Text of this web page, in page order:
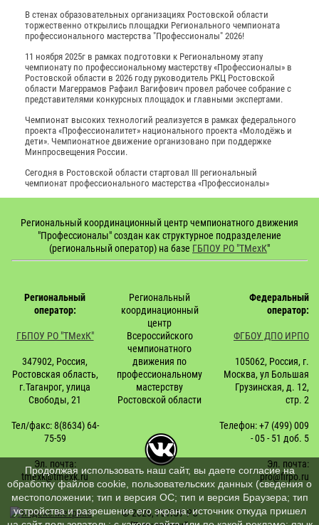
В стенах образовательных организациях Ростовской области
торжественно открылись площадки Регионального чемпионата
профессионального мастерства "Профессионалы" 2026!
11 ноября 2025г в рамках подготовки к Региональному этапу
чемпионату по профессиональному мастерству «Профессионалы» в
Ростовской области в 2026 году руководитель РКЦ Ростовской
области Магеррамов Рафаил Вагифович провел рабочее собрание с
представителями конкурсных площадок и главными экспертами.
Чемпионат высоких технологий реализуется в рамках федерального
проекта «Профессионалитет» национального проекта «Молодёжь и
дети». Чемпионатное движение организовано при поддержке
Минпросвещения России.
Сегодня в Ростовской области стартовал III региональный
чемпионат профессионального мастерства «Профессионалы»
Региональный координационный центр чемпионатного движения
"Профессионалы" создан как структурное подразделение
(региональный оператор) на базе ГБПОУ РО "ТМехК"
Региональный
оператор:
ГБПОУ РО "ТМехК"
347902, Россия,
Ростовская область,
г.Таганрог, улица
Свободы, 21
Тел/факс: 8(8634) 64-
75-59
Эл. почта:
tmexk@tmexk.ru
Региональный
координационный
центр
Всероссийского
чемпионатного
движения по
профессиональному
мастерству
Ростовской области
Федеральный
оператор:
ФГБОУ ДПО ИРПО
105062, Россия, г.
Москва, ул Большая
Грузинская, д. 12,
стр. 2
Телефон: +7 (499) 009
- 05 - 51 доб. 5
Эл. почта:
pro@firpo.ru
© 2026, ГБПОУ РО
Продолжая использовать наш сайт, вы даете согласие на
обработку файлов cookie, пользовательских данных (сведения о
местоположении; тип и версия ОС; тип и версия Браузера; тип
устройства и разрешение его экрана; источник откуда пришел